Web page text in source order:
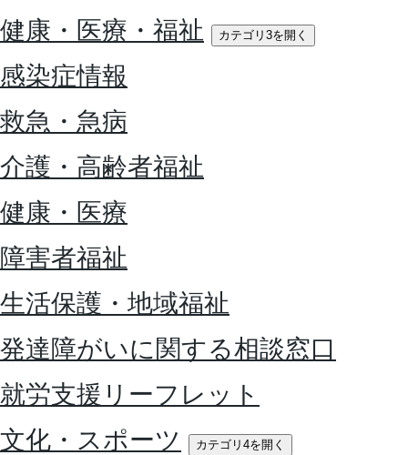
健康・医療・福祉
カテゴリ3を開く
感染症情報
救急・急病
介護・高齢者福祉
健康・医療
障害者福祉
生活保護・地域福祉
発達障がいに関する相談窓口
就労支援リーフレット
文化・スポーツ
カテゴリ4を開く